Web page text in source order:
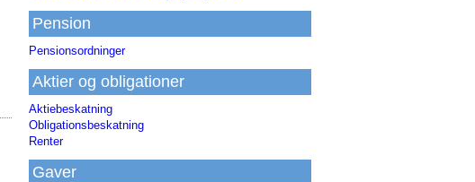
Pension
Pensionsordninger
Aktier og obligationer
Aktiebeskatning
Obligationsbeskatning
Renter
Gaver